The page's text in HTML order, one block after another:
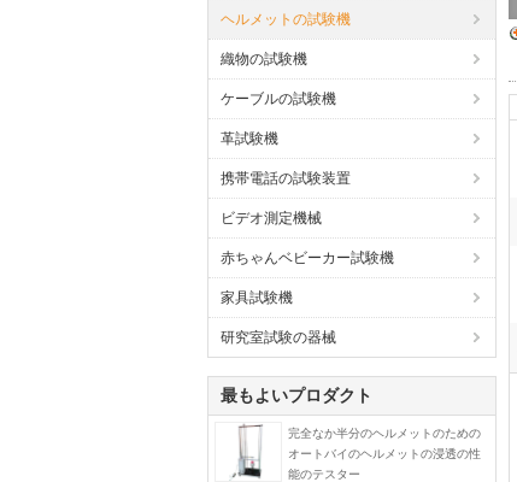
ヘルメットの試験機
織物の試験機
ケーブルの試験機
革試験機
携帯電話の試験装置
ビデオ測定機械
赤ちゃんベビーカー試験機
家具試験機
研究室試験の器械
最もよいプロダクト
完全なか半分のヘルメットのための
オートバイのヘルメットの浸透の性
能のテスター